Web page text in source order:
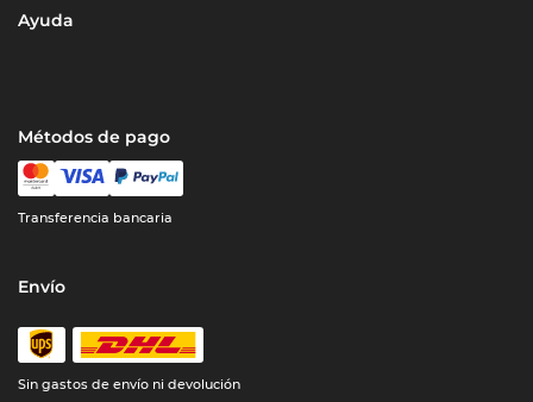
Ayuda
Métodos de pago
Transferencia bancaria
Envío
Sin gastos de envío ni devolución